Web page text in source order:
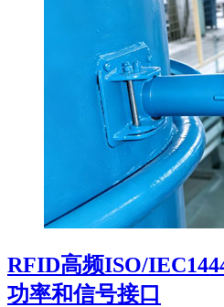
RFID高频ISO/
功率和信号接口